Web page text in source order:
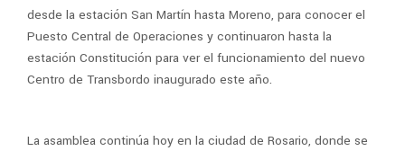
desde la estación San Martín hasta Moreno, para conocer el
Puesto Central de Operaciones y continuaron hasta la
estación Constitución para ver el funcionamiento del nuevo
Centro de Transbordo inaugurado este año.
La asamblea continúa hoy en la ciudad de Rosario, donde se